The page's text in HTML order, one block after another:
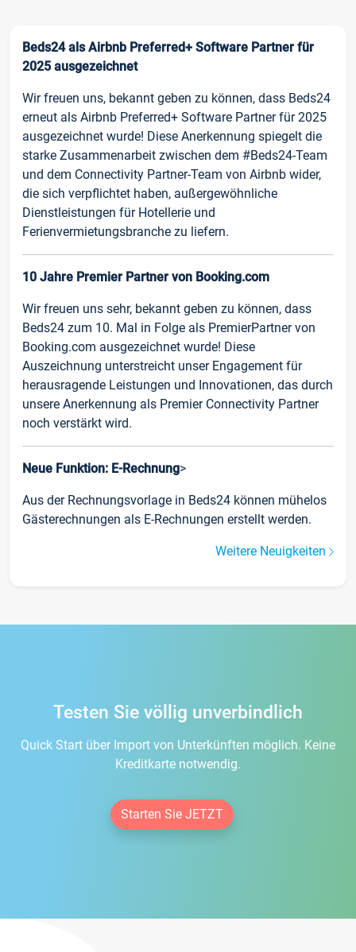
Beds24 als Airbnb Preferred+ Software Partner für
2025 ausgezeichnet
Wir freuen uns, bekannt geben zu können, dass Beds24
erneut als Airbnb Preferred+ Software Partner für 2025
ausgezeichnet wurde! Diese Anerkennung spiegelt die
starke Zusammenarbeit zwischen dem #Beds24-Team
und dem Connectivity Partner-Team von Airbnb wider,
die sich verpflichtet haben, außergewöhnliche
Dienstleistungen für Hotellerie und
Ferienvermietungsbranche zu liefern.
10 Jahre Premier Partner von Booking.com
Wir freuen uns sehr, bekannt geben zu können, dass
Beds24 zum 10. Mal in Folge als PremierPartner von
Booking.com ausgezeichnet wurde! Diese
Auszeichnung unterstreicht unser Engagement für
herausragende Leistungen und Innovationen, das durch
unsere Anerkennung als Premier Connectivity Partner
noch verstärkt wird.
Neue Funktion: E-Rechnung>
Aus der Rechnungsvorlage in Beds24 können mühelos
Gästerechnungen als E-Rechnungen erstellt werden.
Weitere Neuigkeiten
Testen Sie völlig unverbindlich
Quick Start über Import von Unterkünften möglich. Keine
Kreditkarte notwendig.
Starten Sie JETZT